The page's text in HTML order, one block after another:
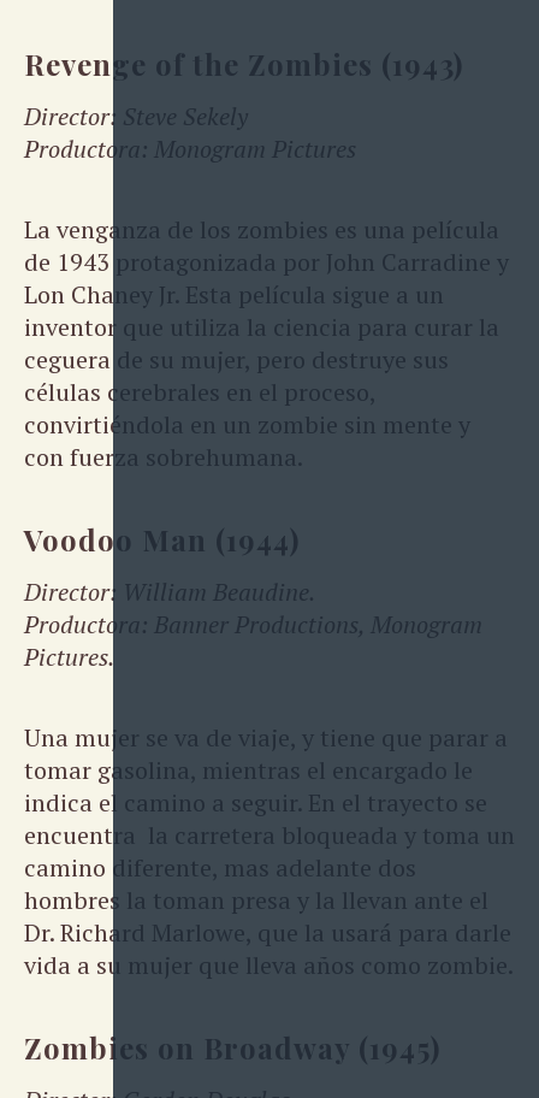
Revenge of the Zombies (1943)
Director: Steve Sekely
Productora: Monogram Pictures
La venganza de los zombies es una película
de 1943 protagonizada por John Carradine y
Lon Chaney Jr. Esta película sigue a un
inventor que utiliza la ciencia para curar la
ceguera de su mujer, pero destruye sus
células cerebrales en el proceso,
convirtiéndola en un zombie sin mente y
con fuerza sobrehumana.
Voodoo Man (1944)
Director: William Beaudine.
Productora: Banner Productions, Monogram
Pictures.
Una mujer se va de viaje, y tiene que parar a
tomar gasolina, mientras el encargado le
indica el camino a seguir. En el trayecto se
encuentra la carretera bloqueada y toma un
camino diferente, mas adelante dos
hombres la toman presa y la llevan ante el
Dr. Richard Marlowe, que la usará para darle
vida a su mujer que lleva años como zombie.
Zombies on Broadway (1945)